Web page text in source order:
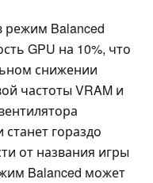
режим Balanced
GPU на 10%, что
снижении
частоты VRAM и
гораздо
от названия игры
Balanced может